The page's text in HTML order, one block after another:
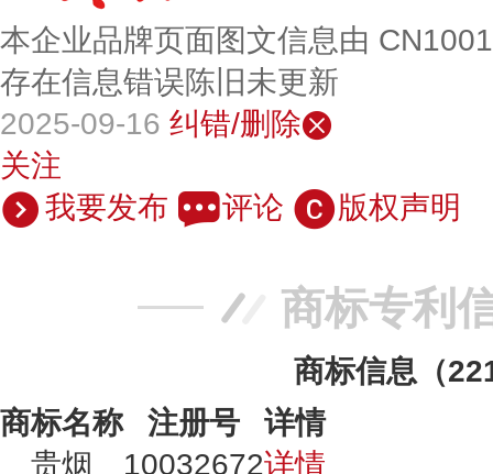
本企业品牌页面图文信息由
存在信息错误陈旧未更新
2025-09-16 纠错/删除
关注
我要发布
评论 版权声明
商标专利
商标信息（
商标名称
注册号
详情
贵烟
10032672详情